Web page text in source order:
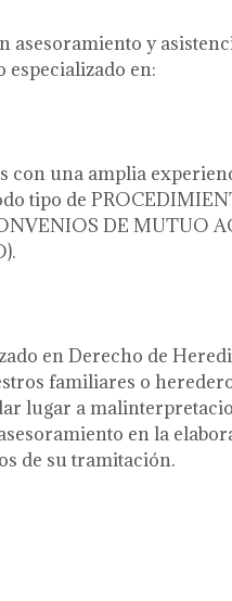
asesoramiento y
especializado en:
con una amplia
tipo de
DE MUTUO
en Derecho de
familiares o
lugar a
en la
de su tramitación.